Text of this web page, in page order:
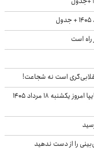
است
است نه شجاعت!
تغییرات تند قیمت محصولات ایران‌خودرو و سایپا امروز یکشنبه ۱۸ مرداد ۱۴۰۵
را از دست ندهید